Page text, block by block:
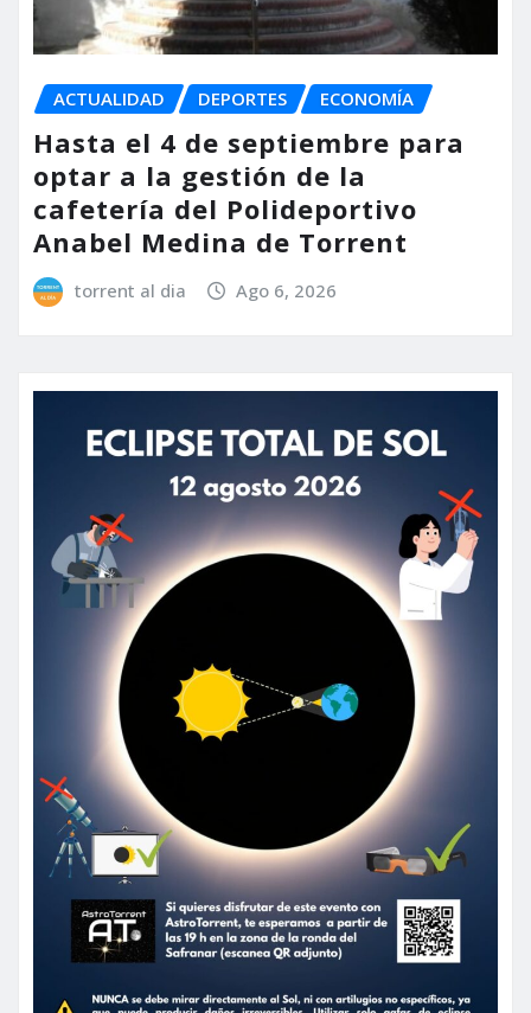
ACTUALIDAD DEPORTES ECONOMÍA
Hasta el 4 de septiembre para
optar a la gestión de la
cafetería del Polideportivo
Anabel Medina de Torrent
torrent al dia Ago 6, 2026